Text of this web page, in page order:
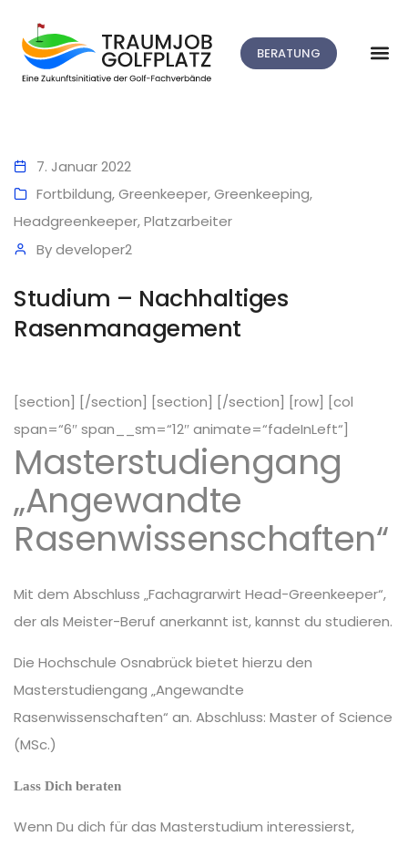
BERATUNG
7. Januar 2022
Fortbildung,Greenkeeper,Greenkeeping,
Headgreenkeeper,Platzarbeiter
Bydeveloper2
Studium – Nachhaltiges
Rasenmanagement
[section] [/section] [section] [/section] [row] [col
span=“6″ span__sm=“12″ animate=“fadeInLeft“]
Masterstudiengang
„Angewandte
Rasenwissenschaften“
Mit dem Abschluss „Fachagrarwirt Head-Greenkeeper“,
der als Meister-Beruf anerkannt ist, kannst du studieren.
Die Hochschule Osnabrück bietet hierzu den
Masterstudiengang „Angewandte
Rasenwissenschaften“ an. Abschluss: Master of Science
(MSc.)
Lass Dich beraten
Wenn Du dich für das Masterstudium interessierst,